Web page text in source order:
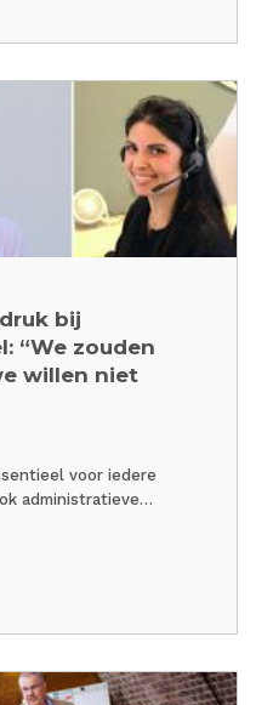
bij
“We zouden
willen niet
voor iedere
administratieve…